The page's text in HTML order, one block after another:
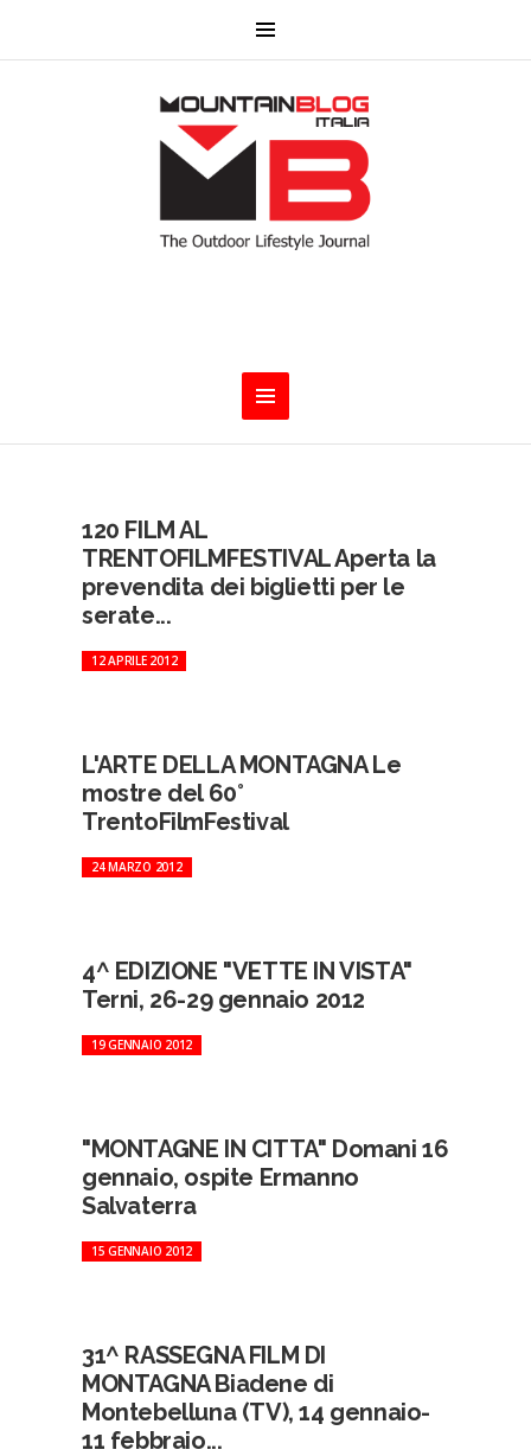
120 FILM AL
TRENTOFILMFESTIVAL Aperta la
prevendita dei biglietti per le
serate...
12 APRILE 2012
L'ARTE DELLA MONTAGNA Le
mostre del 60°
TrentoFilmFestival
24 MARZO 2012
4^ EDIZIONE "VETTE IN VISTA"
Terni, 26-29 gennaio 2012
19 GENNAIO 2012
"MONTAGNE IN CITTA" Domani 16
gennaio, ospite Ermanno
Salvaterra
15 GENNAIO 2012
31^ RASSEGNA FILM DI
MONTAGNA Biadene di
Montebelluna (TV), 14 gennaio-
11 febbraio...